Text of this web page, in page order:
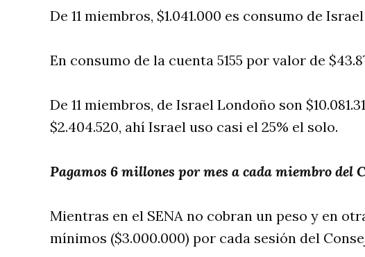
De 11 miembros, $1.041.000 es consumo de
En consumo de la cuenta 5155 por valor de
De 11 miembros, de Israel Londoño son
$2.404.520, ahí Israel uso casi el 25% el solo.
Pagamos 6 millones por mes a cada miembro del
Mientras en el SENA no cobran un peso y en
mínimos ($3.000.000) por cada sesión del